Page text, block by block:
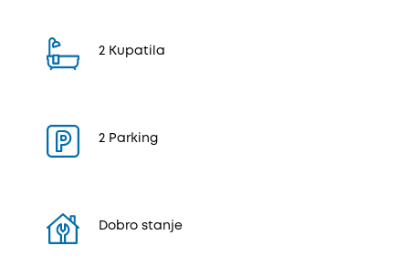
2 Kupatila
2 Parking
Dobro stanje